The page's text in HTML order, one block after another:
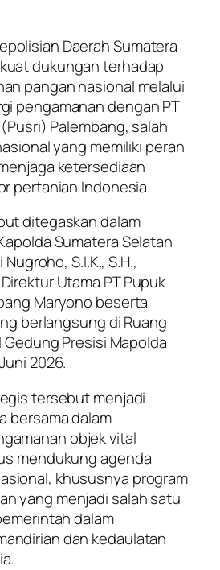
Daerah Sumatera
dukungan terhadap
pangan nasional melalui
pengamanan dengan PT
Palembang, salah
yang memiliki peran
ketersediaan
pertanian Indonesia.
ditegaskan dalam
Sumatera Selatan
S.I.K., S.H.,
Utama PT Pupuk
Maryono beserta
berlangsung di Ruang
Gedung Presisi Mapolda
2026.
tersebut menjadi
bersama dalam
objek vital
mendukung agenda
khususnya program
yang menjadi salah satu
dalam
dan kedaulatan